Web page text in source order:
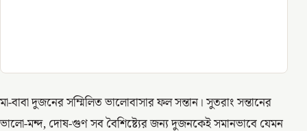
মা-বাবা দুজনের সম্মিলিত ভালোবাসার ফল সন্তান। সুতরাং সন্তানের
ভালো-মন্দ, দোষ-গুণ সব বৈশিষ্ট্যের জন্য দুজনকেই সমানভাবে যেমন